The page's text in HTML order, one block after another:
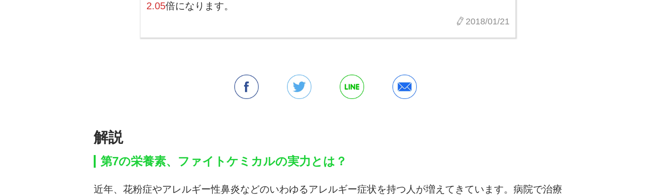
2.05倍になります。
2018/01/21
解説
第7の栄養素、ファイトケミカルの実力とは？
近年、花粉症やアレルギー性鼻炎などのいわゆるアレルギー症状を持つ人が増えてきています。病院で治療